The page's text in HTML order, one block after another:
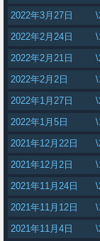
2022年3月27日
2022年2月24日
2022年2月21日
2022年2月2日
2022年1月27日
2022年1月5日
2021年12月22日
2021年12月2日
2021年11月24日
2021年11月12日
2021年11月4日